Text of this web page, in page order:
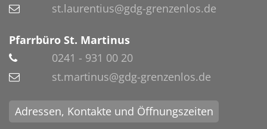
st.laurentius@gdg-grenzenlos.de
Pfarrbüro St. Martinus
0241 - 931 00 20
st.martinus@gdg-grenzenlos.de
Adressen, Kontakte und Öffnungszeiten